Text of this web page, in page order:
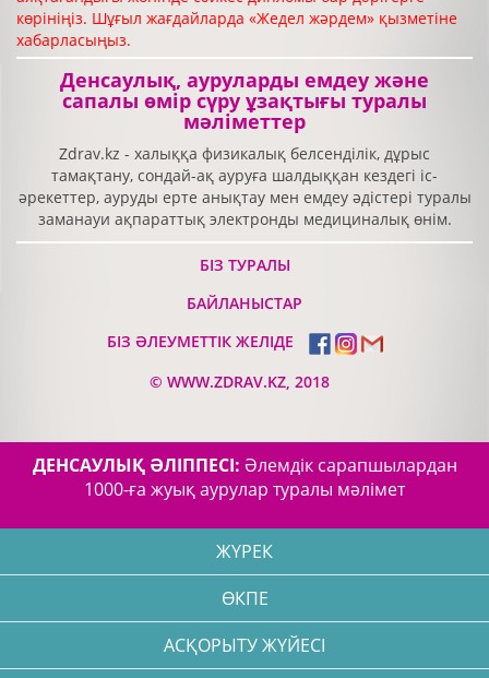
көрініңіз. Шұғыл жағдайларда «Жедел жәрдем» қызметіне
хабарласыңыз.
Денсаулық, ауруларды емдеу және
сапалы өмір сүру ұзақтығы туралы
мәліметтер
Zdrav.kz - халыққа физикалық белсенділік, дұрыс
тамақтану, сондай-ақ ауруға шалдыққан кездегі іс-
әрекеттер, ауруды ерте анықтау мен емдеу әдістері туралы
заманауи ақпараттық электронды медициналық өнім.
БІЗ ТУРАЛЫ
БАЙЛАНЫСТАР
БІЗ ӘЛЕУМЕТТІК ЖЕЛІДЕ
© WWW.ZDRAV.KZ, 2018
ДЕНСАУЛЫҚ ӘЛІППЕСІ: Әлемдік сарапшылардан
1000-ға жуық аурулар туралы мәлімет
ЖҮРЕК
ӨКПЕ
АСҚОРЫТУ ЖҮЙЕСІ